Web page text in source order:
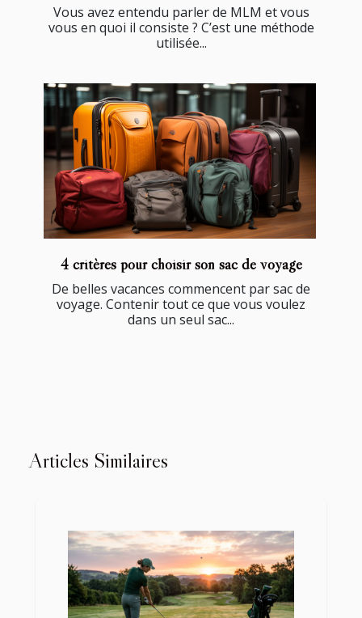
Vous avez entendu parler de MLM et vous
vous en quoi il consiste ? C’est une méthode
utilisée...
4 critères pour choisir son sac de voyage
De belles vacances commencent par sac de
voyage. Contenir tout ce que vous voulez
dans un seul sac...
Articles Similaires